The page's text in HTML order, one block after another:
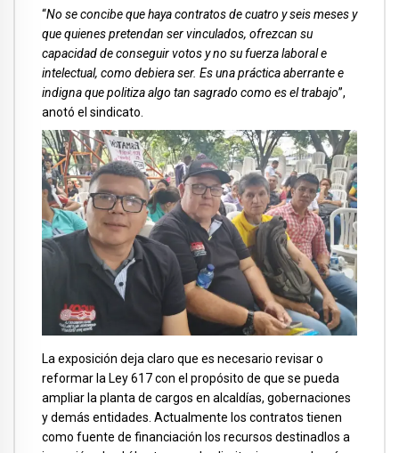
“No se concibe que haya contratos de cuatro y seis meses y
que quienes pretendan ser vinculados, ofrezcan su
capacidad de conseguir votos y no su fuerza laboral e
intelectual, como debiera ser. Es una práctica aberrante e
indigna que politiza algo tan sagrado como es el trabajo”,
anotó el sindicato.
La exposición deja claro que es necesario revisar o
reformar la Ley 617 con el propósito de que se pueda
ampliar la planta de cargos en alcaldías, gobernaciones
y demás entidades. Actualmente los contratos tienen
como fuente de financiación los recursos destinadlos a